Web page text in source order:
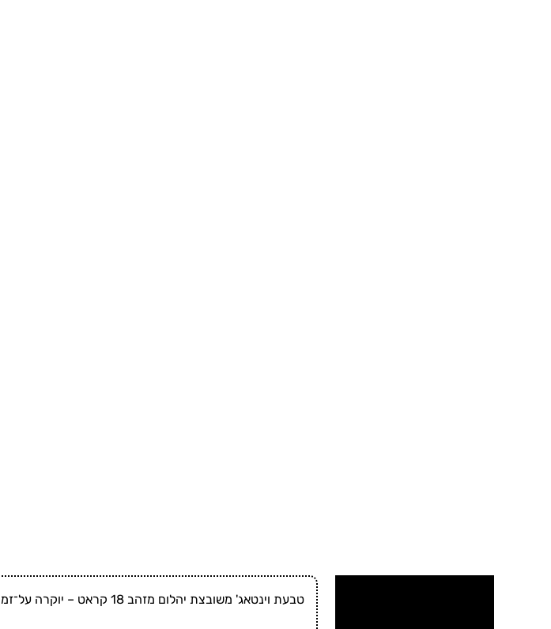
טבעת וינטאג' משובצת יהלום מזהב 18 קראט – יוקרה על־זמנית מבית תכשיטי יוסף